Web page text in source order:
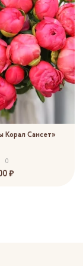
Корал Сансет»
0
₽